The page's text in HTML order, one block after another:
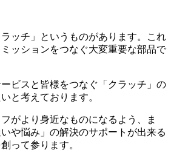
ッチ」というものがあります。これ
ッションをつなぐ大変重要な部品で
ビスと皆様をつなぐ「クラッチ」の
と考えております。
がより身近なものになるよう、ま
や悩み」の解決のサポートが出来る
って参ります。